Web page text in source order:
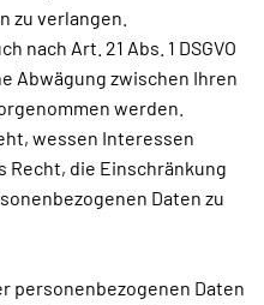
zu verlangen.
nach Art. 21 Abs. 1 DSGVO
Abwägung zwischen Ihren
werden.
wessen Interessen
Recht, die Einschränkung
Daten zu
personenbezogenen Daten